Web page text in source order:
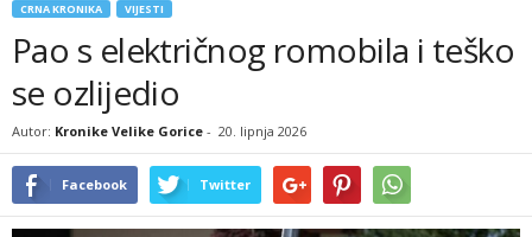
CRNA KRONIKA VIJESTI
Pao s električnog romobila i teško
se ozlijedio
Autor: Kronike Velike Gorice - 20. lipnja 2026
Facebook Twitter